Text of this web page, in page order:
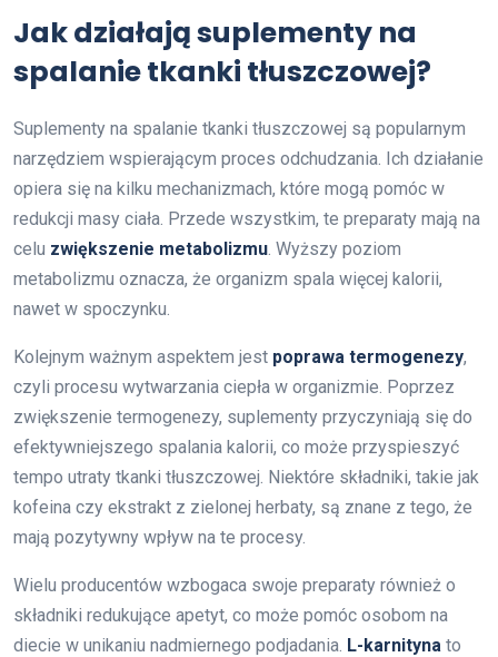
Jak działają suplementy na
spalanie tkanki tłuszczowej?
Suplementy na spalanie tkanki tłuszczowej są popularnym
narzędziem wspierającym proces odchudzania. Ich działanie
opiera się na kilku mechanizmach, które mogą pomóc w
redukcji masy ciała. Przede wszystkim, te preparaty mają na
celu zwiększenie metabolizmu . Wyższy poziom
metabolizmu oznacza, że organizm spala więcej kalorii,
nawet w spoczynku.
Kolejnym ważnym aspektem jest poprawa termogenezy,
czyli procesu wytwarzania ciepła w organizmie. Poprzez
zwiększenie termogenezy, suplementy przyczyniają się do
efektywniejszego spalania kalorii, co może przyspieszyć
tempo utraty tkanki tłuszczowej. Niektóre składniki, takie jak
kofeina czy ekstrakt z zielonej herbaty, są znane z tego, że
mają pozytywny wpływ na te procesy.
Wielu producentów wzbogaca swoje preparaty również o
składniki redukujące apetyt, co może pomóc osobom na
diecie w unikaniu nadmiernego podjadania. L-karnityna to